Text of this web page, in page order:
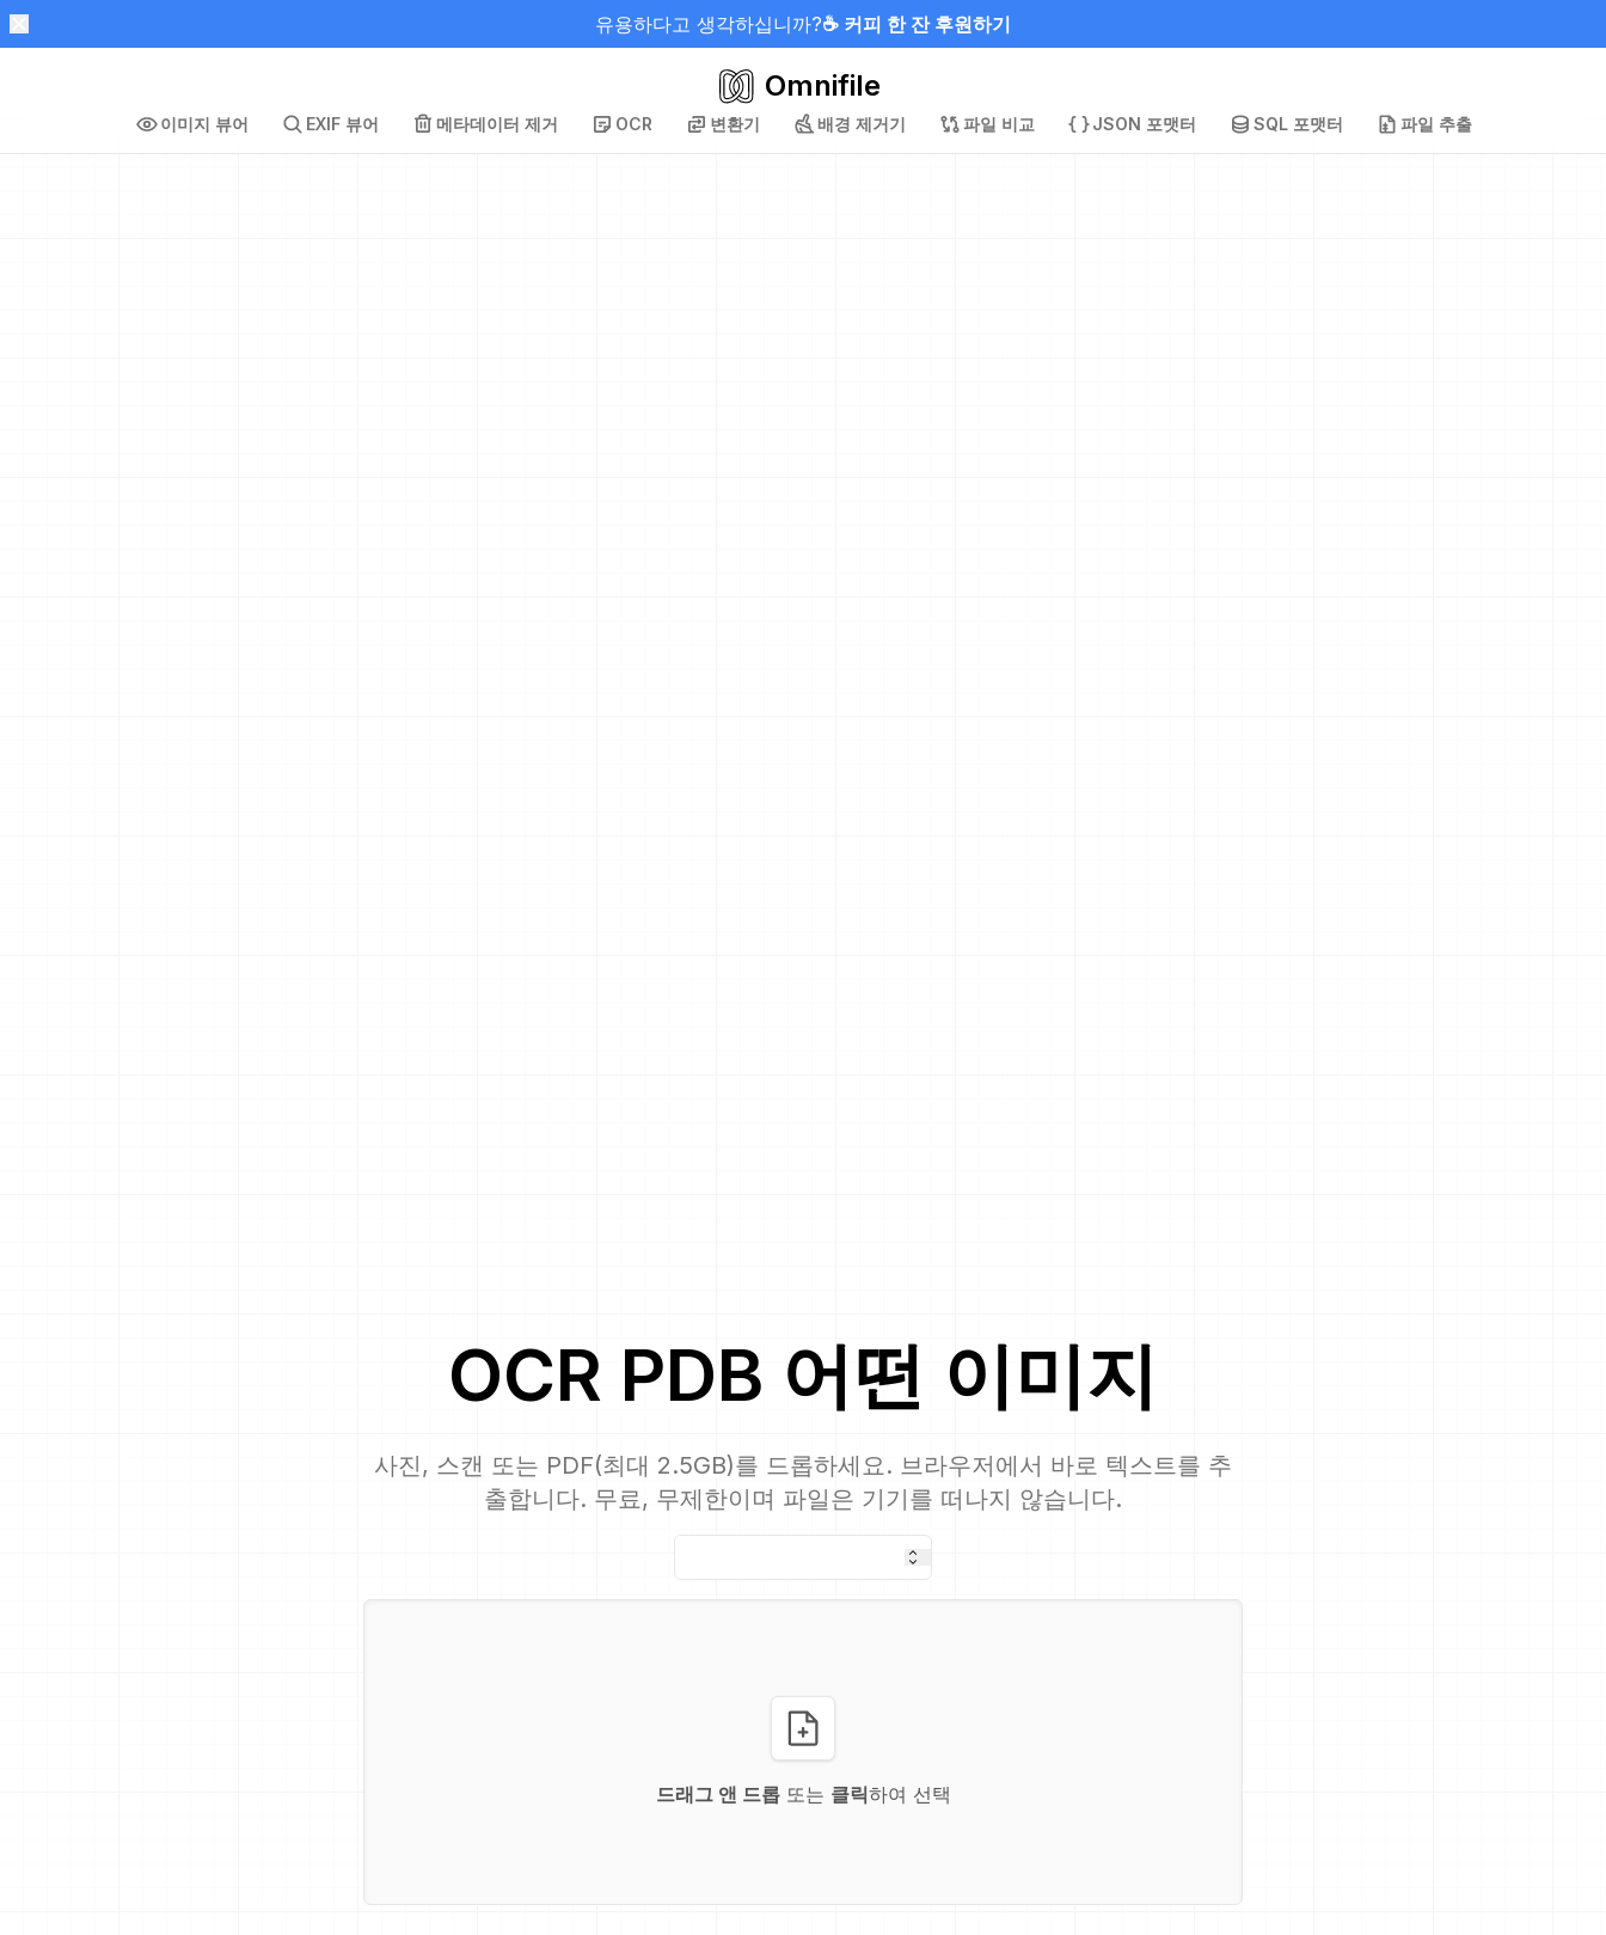
유용하다고 생각하십니까?☕ 커피 한 잔 후원하기
Omnifile
이미지 뷰어 EXIF 뷰어 메타데이터 제거 OCR 변환기 배경 제거기 파일 비교 JSON 포맷터 SQL 포맷터 파일 추출
OCR PDB 어떤 이미지
사진, 스캔 또는 PDF(최대 2.5GB)를 드롭하세요. 브라우저에서 바로 텍스트를 추
출합니다. 무료, 무제한이며 파일은 기기를 떠나지 않습니다.
드래그 앤 드롭또는 클릭하여 선택